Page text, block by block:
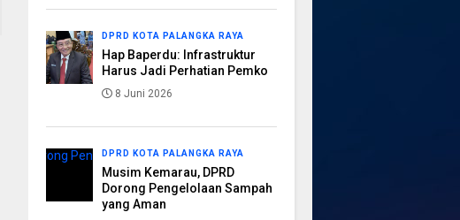
DPRD KOTA PALANGKA RAYA
Hap Baperdu: Infrastruktur
Harus Jadi Perhatian Pemko
8 Juni 2026
DPRD KOTA PALANGKA RAYA
Musim Kemarau, DPRD
Dorong Pengelolaan Sampah
yang Aman